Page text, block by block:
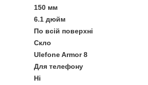
150 мм
6.1 дюйм
По всій поверхні
Скло
Ulefone Armor 8
Для телефону
Ні